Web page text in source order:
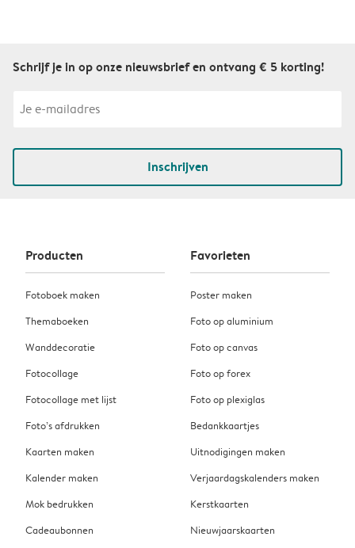
Schrijf je in op onze nieuwsbrief en ontvang € 5 korting!
Inschrijven
Producten
Fotoboek maken
Themaboeken
Wanddecoratie
Fotocollage
Fotocollage met lijst
Foto’s afdrukken
Kaarten maken
Kalender maken
Mok bedrukken
Cadeaubonnen
Favorieten
Poster maken
Foto op aluminium
Foto op canvas
Foto op forex
Foto op plexiglas
Bedankkaartjes
Uitnodigingen maken
Verjaardagskalenders maken
Kerstkaarten
Nieuwjaarskaarten